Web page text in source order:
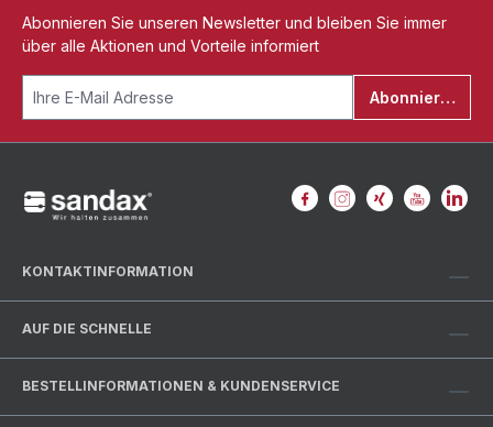
Abonnieren Sie unseren Newsletter und bleiben Sie immer
über alle Aktionen und Vorteile informiert
Abonnieren
KONTAKTINFORMATION
AUF DIE SCHNELLE
BESTELLINFORMATIONEN & KUNDENSERVICE